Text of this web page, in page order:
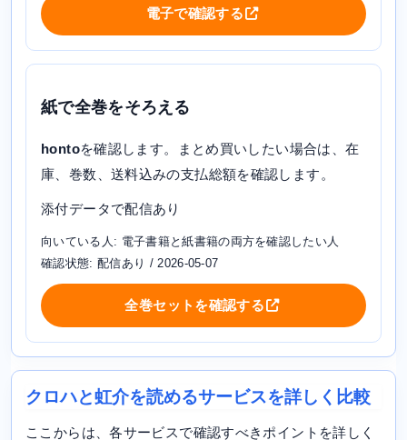
電子で確認する
紙で全巻をそろえる
hontoを確認します。まとめ買いしたい場合は、在
庫、巻数、送料込みの支払総額を確認します。
添付データで配信あり
向いている人: 電子書籍と紙書籍の両方を確認したい人
確認状態: 配信あり / 2026-05-07
全巻セットを確認する
クロハと虹介を読めるサービスを詳しく比較
ここからは、各サービスで確認すべきポイントを詳しく